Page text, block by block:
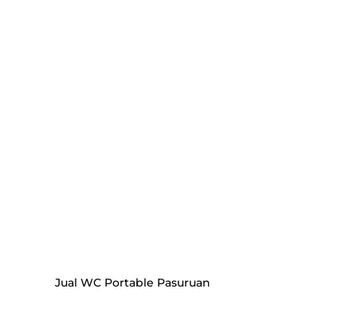
Jual WC Portable Pasuruan